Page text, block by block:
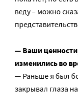
веду – можно
— Ваши
изменились во
— Раньше я был
закрывал глаза